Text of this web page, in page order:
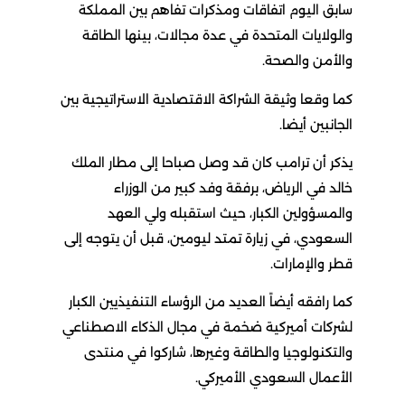
سابق اليوم اتفاقات ومذكرات تفاهم بين المملكة
والولايات المتحدة في عدة مجالات، بينها الطاقة
والأمن والصحة.
كما وقعا وثيقة الشراكة الاقتصادية الاستراتيجية بين
الجانبين أيضا.
يذكر أن ترامب كان قد وصل صباحا إلى مطار الملك
خالد في الرياض، برفقة وفد كبير من الوزراء
والمسؤولين الكبار، حيث استقبله ولي العهد
السعودي، في زيارة تمتد ليومين، قبل أن يتوجه إلى
قطر والإمارات.
كما رافقه أيضاً العديد من الرؤساء التنفيذيين الكبار
لشركات أميركية ضخمة في مجال الذكاء الاصطناعي
والتكنولوجيا والطاقة وغيرها، شاركوا في منتدى
الأعمال السعودي الأميركي.